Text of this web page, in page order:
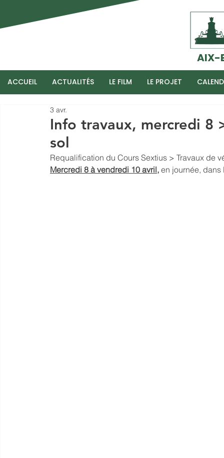
AIX-
ACCUEIL ACTUALITÉS LE FILM LE PROJET
Info travaux, mercredi 8
sol
3 avr.
Requalification du Cours Sextius > Travaux de
Mercredi 8 à vendredi 10 avril, en journée, dans